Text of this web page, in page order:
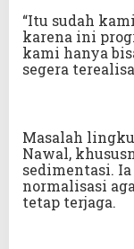
“Itu sudah
karena ini
kami hanya
segera
Masalah
Nawal,
sedimentasi.
normalisasi
tetap terjaga.